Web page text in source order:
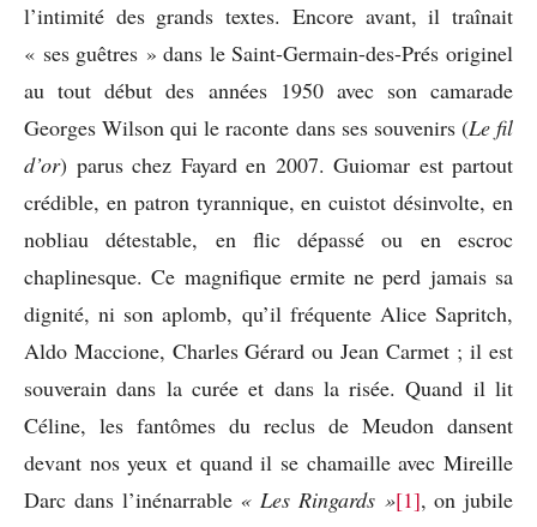
l’intimité des grands textes. Encore avant, il traînait
« ses guêtres » dans le Saint-Germain-des-Prés originel
au tout début des années 1950 avec son camarade
Georges Wilson qui le raconte dans ses souvenirs (Le fil
d’or) parus chez Fayard en 2007. Guiomar est partout
crédible, en patron tyrannique, en cuistot désinvolte, en
nobliau détestable, en flic dépassé ou en escroc
chaplinesque. Ce magnifique ermite ne perd jamais sa
dignité, ni son aplomb, qu’il fréquente Alice Sapritch,
Aldo Maccione, Charles Gérard ou Jean Carmet ; il est
souverain dans la curée et dans la risée. Quand il lit
Céline, les fantômes du reclus de Meudon dansent
devant nos yeux et quand il se chamaille avec Mireille
Darc dans l’inénarrable « Les Ringards »[1], on jubile